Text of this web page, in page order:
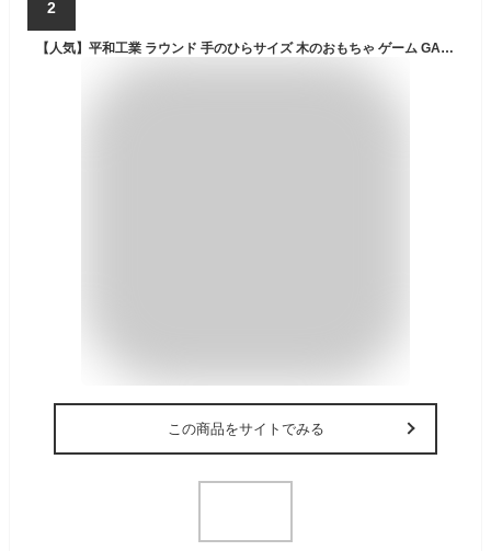
2
【人気】平和工業 ラウンド 手のひらサイズ 木のおもちゃ ゲーム GA-12 人気 おすすめ こども 子供 キッズ 木製 知育玩具 mocco モッコ ミニゲーム 旅行 親子 game 持ち運び パズル puzzle 迷路 めいろ 集中力 空間認識 遊び 幼児 木育 脳トレ 右脳 刺激 オススメ シニア
この商品をサイトでみる